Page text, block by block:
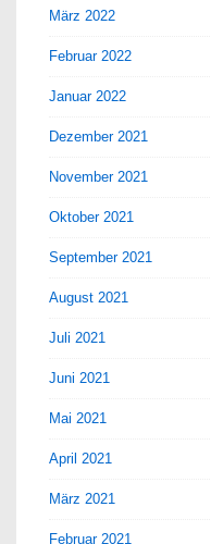
März 2022
Februar 2022
Januar 2022
Dezember 2021
November 2021
Oktober 2021
September 2021
August 2021
Juli 2021
Juni 2021
Mai 2021
April 2021
März 2021
Februar 2021